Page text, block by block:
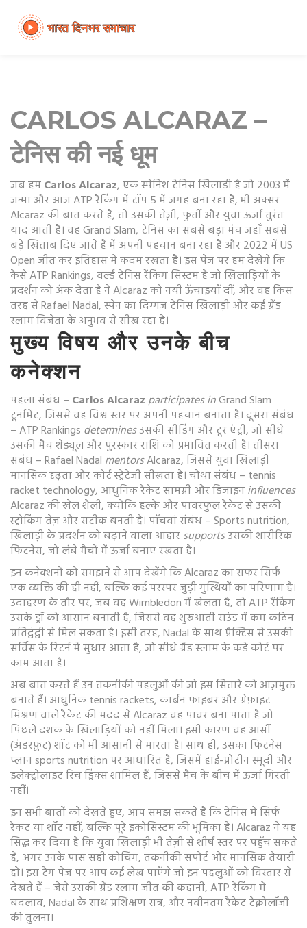
CARLOS ALCARAZ –
टेनिस की नई धूम
जब हमCarlos Alcaraz,एक स्पेनिश टेनिस खिलाड़ी है जो 2003 में
जन्मा और आज ATP रैंकिंग में टॉप 5 में जगह बना रहा है, भी अक्सर
Alcarazकी बात करते हैं, तो उसकी तेज़ी, फुर्ती और युवा ऊर्जा तुरंत
याद आती है। वहGrand Slam,टेनिस का सबसे बड़ा मंच जहाँ सबसे
बड़े खिताब दिए जाते हैंमें अपनी पहचान बना रहा है और 2022 में US
Open जीत कर इतिहास में कदम रखता है। इस पेज पर हम देखेंगे कि
कैसेATP Rankings,वर्ल्ड टेनिस रैंकिंग सिस्टम है जो खिलाड़ियों के
प्रदर्शन को अंक देता हैने Alcaraz को नयी ऊँचाइयाँ दीं, और वह किस
तरह सेRafael Nadal,स्पेन का दिग्गज टेनिस खिलाड़ी और कई ग्रैंड
स्लाम विजेताके अनुभव से सीख रहा है।
मुख्य विषय और उनके बीच
कनेक्शन
पहला संबंध – Carlos Alcarazparticipates inGrand Slam
टूर्नामेंट, जिससे वह विश्व स्तर पर अपनी पहचान बनाता है। दूसरा संबंध
–ATP Rankings determinesउसकी सीडिंग और टूर एंट्री, जो सीधे
उसकी मैच शेड्यूल और पुरस्कार राशि को प्रभावित करती है। तीसरा
संबंध –Rafael Nadal mentorsAlcaraz, जिससे युवा खिलाड़ी
मानसिक दृढ़ता और कोर्ट स्ट्रेटेजी सीखता है। चौथा संबंध – tennis
racket technology, आधुनिक रैकेट सामग्री और डिजाइनinfluences
Alcaraz की खेल शैली, क्योंकि हल्के और पावरफुल रैकेट से उसकी
स्ट्रोकिंग तेज़ और सटीक बनती है। पाँचवां संबंध –Sports nutrition,
खिलाड़ी के प्रदर्शन को बढ़ाने वाला आहारsupportsउसकी शारीरिक
फिटनेस, जो लंबे मैचों में ऊर्जा बनाए रखता है।
इन कनेक्शनों को समझने से आप देखेंगे कि Alcaraz का सफर सिर्फ
एक व्यक्ति की ही नहीं, बल्कि कई परस्पर जुड़ी गुत्थियों का परिणाम है।
उदाहरण के तौर पर, जब वह Wimbledon में खेलता है, तो ATP रैंकिंग
उसके ड्रॉ को आसान बनाती है, जिससे वह शुरुआती राउंड में कम कठिन
प्रतिद्वंद्वी से मिल सकता है। इसी तरह, Nadal के साथ प्रैक्टिस से उसकी
सर्विस के रिटर्न में सुधार आता है, जो सीधे ग्रैंड स्लाम के कड़े कोर्ट पर
काम आता है।
अब बात करते हैं उन तकनीकी पहलुओं की जो इस सितारे को आज़मुक्त
बनाते हैं। आधुनिकtennis rackets,कार्बन फाइबर और ग्रेफ़ाइट
मिश्रण वाले रैकेटकी मदद से Alcaraz वह पावर बना पाता है जो
पिछले दशक के खिलाड़ियों को नहीं मिला। इसी कारण वह आर्सी
(अंडरफ़ुट) शॉट को भी आसानी से मारता है। साथ ही, उसका फिटनेस
प्लानsports nutritionपर आधारित है, जिसमें हाई-प्रोटीन स्मूदी और
इलेक्ट्रोलाइट रिच ड्रिंक्स शामिल हैं, जिससे मैच के बीच में ऊर्जा गिरती
नहीं।
इन सभी बातों को देखते हुए, आप समझ सकते हैं कि टेनिस में सिर्फ
रैकट या शॉट नहीं, बल्कि पूरे इकोसिस्टम की भूमिका है। Alcaraz ने यह
सिद्ध कर दिया है कि युवा खिलाड़ी भी तेज़ी से शीर्ष स्तर पर पहुँच सकते
हैं, अगर उनके पास सही कोचिंग, तकनीकी सपोर्ट और मानसिक तैयारी
हो। इस टैग पेज पर आप कई लेख पाएँगे जो इन पहलुओं को विस्तार से
देखते हैं – जैसे उसकी ग्रैंड स्लाम जीत की कहानी, ATP रैंकिंग में
बदलाव, Nadal के साथ प्रशिक्षण सत्र, और नवीनतम रैकेट टेक्नोलॉजी
की तुलना।